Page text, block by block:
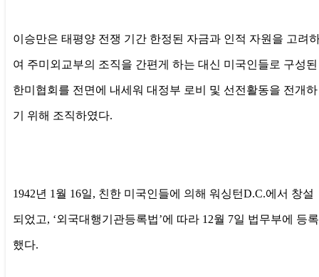
이승만은 태평양 전쟁 기간 한정된 자금과 인적 자원을 고려
여 주미외교부의 조직을 간편게 하는 대신 미국인들로 구성된
한미협회를 전면에 내세워 대정부 로비 및 선전활동을 전개하
기 위해 조직하였다.
1942년 1월 16일, 친한 미국인들에 의해 워싱턴D.C.에서 창설
되었고, ‘외국대행기관등록법’에 따라 12월 7일 법무부에 등록
했다.